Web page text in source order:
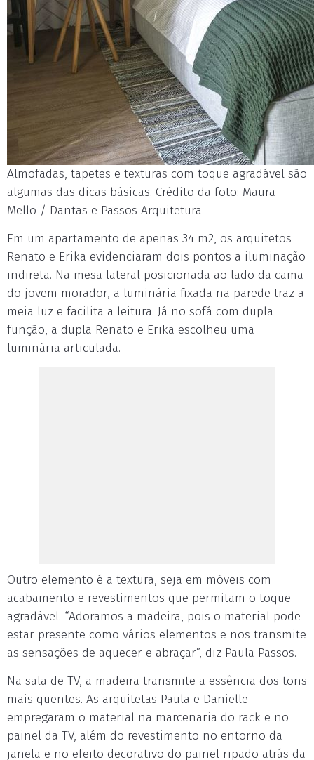
Almofadas, tapetes e texturas com toque agradável são
algumas das dicas básicas. Crédito da foto: Maura
Mello / Dantas e Passos Arquitetura
Em um apartamento de apenas 34 m2, os arquitetos
Renato e Erika evidenciaram dois pontos a iluminação
indireta. Na mesa lateral posicionada ao lado da cama
do jovem morador, a luminária fixada na parede traz a
meia luz e facilita a leitura. Já no sofá com dupla
função, a dupla Renato e Erika escolheu uma
luminária articulada.
Outro elemento é a textura, seja em móveis com
acabamento e revestimentos que permitam o toque
agradável. “Adoramos a madeira, pois o material pode
estar presente como vários elementos e nos transmite
as sensações de aquecer e abraçar”, diz Paula Passos.
Na sala de TV, a madeira transmite a essência dos tons
mais quentes. As arquitetas Paula e Danielle
empregaram o material na marcenaria do rack e no
painel da TV, além do revestimento no entorno da
janela e no efeito decorativo do painel ripado atrás da